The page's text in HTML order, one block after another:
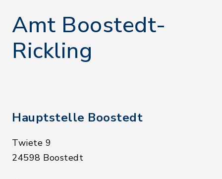
Amt Boostedt-
Rickling
Hauptstelle Boostedt
Twiete 9
24598 Boostedt